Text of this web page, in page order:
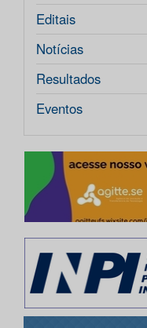
Editais
Notícias
Resultados
Eventos